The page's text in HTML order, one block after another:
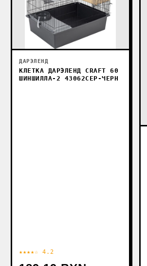
ДАРЭЛЕНД
КЛЕТКА ДАРЭЛЕНД CRAFT 60
ШИНШИЛЛА-2 43062СЕР-ЧЕРН
★★★★☆ 4.2